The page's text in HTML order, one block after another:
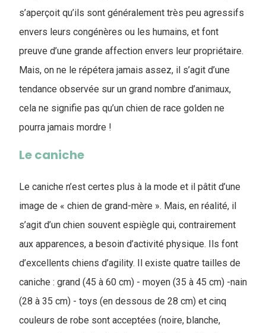
s’aperçoit qu’ils sont généralement très peu agressifs
envers leurs congénères ou les humains, et font
preuve d’une grande affection envers leur propriétaire.
Mais, on ne le répétera jamais assez, il s’agit d’une
tendance observée sur un grand nombre d’animaux,
cela ne signifie pas qu’un chien de race golden ne
pourra jamais mordre !
Le caniche
Le caniche n’est certes plus à la mode et il pâtit d’une
image de « chien de grand-mère ». Mais, en réalité, il
s’agit d’un chien souvent espiègle qui, contrairement
aux apparences, a besoin d’activité physique. Ils font
d’excellents chiens d’agility. Il existe quatre tailles de
caniche : grand (45 à 60 cm) - moyen (35 à 45 cm) -nain
(28 à 35 cm) - toys (en dessous de 28 cm) et cinq
couleurs de robe sont acceptées (noire, blanche,